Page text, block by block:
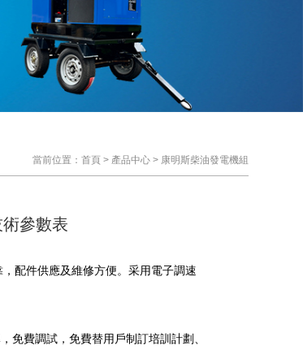
當前位置： 首頁> 產品中心> 康明斯柴油發電機組
參數表
配件供應及維修方便。采用電子調速
免費調試，免費替用戶制訂培訓計劃、